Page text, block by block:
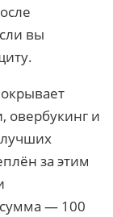
вы
овербукинг и
за этим
сумма — 100